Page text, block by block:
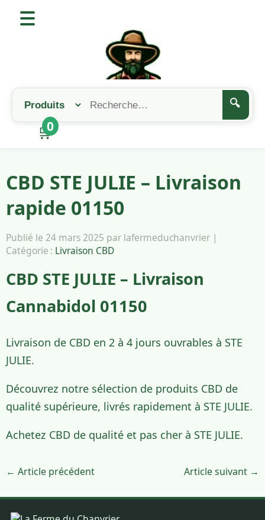
🔍
🛒
0
CBD STE JULIE – Livraison
rapide 01150
Publié le 24 mars 2025 par lafermeduchanvrier |
Catégorie : Livraison CBD
CBD STE JULIE – Livraison
Cannabidol 01150
Livraison de CBD en 2 à 4 jours ouvrables à STE
JULIE.
Découvrez notre sélection de produits CBD de
qualité supérieure, livrés rapidement à STE JULIE.
Achetez CBD de qualité et pas cher à STE JULIE.
← Article précédent Article suivant →